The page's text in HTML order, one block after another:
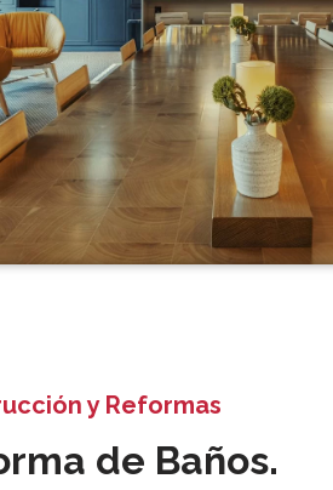
y Reformas
de Baños.